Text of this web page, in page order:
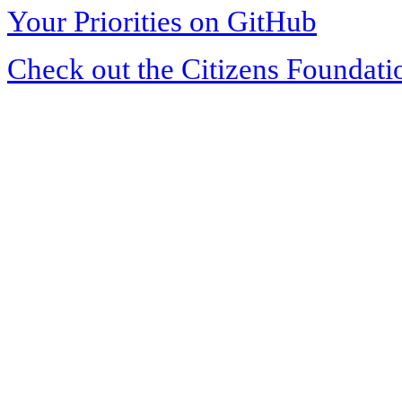
Your Priorities on GitHub
Check out the Citizens